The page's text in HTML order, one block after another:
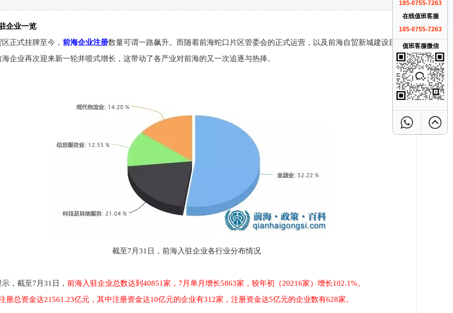
企业一览
正式挂牌至今， 前海企业注册数量可谓一路飙升。而随着前海蛇口片区管委会的正式运营，以及前海自贸新城建设目标
企业再次迎来新一轮井喷式增长，这带动了各产业对前海的又一次追逐与热捧。
截至7月31日，前海入驻企业各行业分布情况
，截至7月31日， 前海入驻企业总数达到40851家，7月单月增长5863家，较年初（20216家）增长102.1%。
册总资金达21561.23亿元，其中注册资金达10亿元的企业有312家，注册资金达5亿元的企业数有628家。
185-0755-7263
在线值班客服
185-0755-7263
值班客服微信